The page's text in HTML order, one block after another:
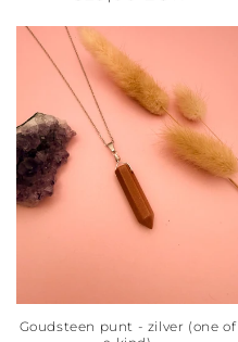
Goudsteen punt - zilver (one of